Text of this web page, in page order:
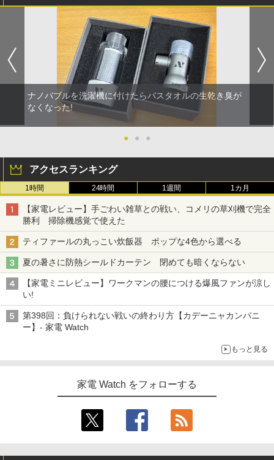
ナノバブルを洗濯機に付けたらバスタオルの生乾き臭が
なくなった!
● ● ●
アクセスランキング
1時間 24時間 1週間 1カ月
【家電レビュー】手ごわい雑草との戦い、コメリの草刈機で完全
勝利 掃除機感覚で使えた
ティファールの丸っこい炊飯器 ポップな4色から選べる
夏の暑さに防熱シールドカーテン 閉めても暗くならない
【家電ミニレビュー】ワークマンの腰につける爆風ファンが涼し
い!
第398回：負けられない戦いの終わり方【カデーニャカンパニ
ー】- 家電 Watch
もっと見る
家電 Watch をフォローする